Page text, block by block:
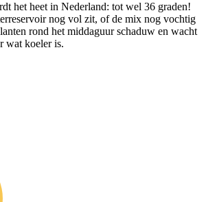
het heet in Nederland: tot wel 36 graden!
nog vol zit, of de mix nog vochtig
rond het middaguur schaduw en wacht
wat koeler is.